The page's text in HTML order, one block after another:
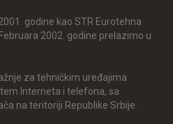
godine kao STR Eurotehna
2002. godine prelazimo u
za tehničkim uređajima
Interneta i telefona, sa
na teritoriji Republike Srbije.